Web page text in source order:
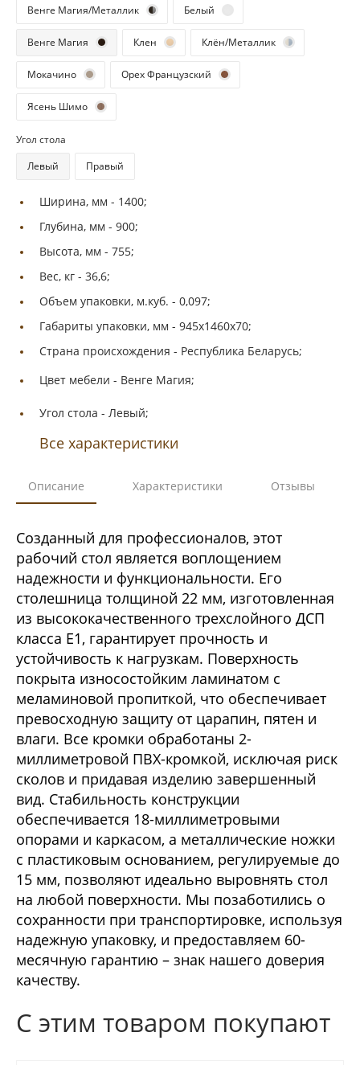
Венге Магия/Металлик
Белый
Венге Магия Клен Клён/Металлик
Мокачино Орех Французский
Ясень Шимо
Угол стола
Левый
Правый
Ширина, мм - 1400;
Глубина, мм - 900;
Высота, мм - 755;
Вес, кг - 36,6;
Объем упаковки, м.куб. - 0,097;
Габариты упаковки, мм - 945х1460х70;
Страна происхождения - Республика Беларусь;
Цвет мебели - Венге Магия;
Угол стола - Левый;
Все характеристики
Описание Характеристики Отзывы
Созданный для профессионалов, этот
рабочий стол является воплощением
надежности и функциональности. Его
столешница толщиной 22 мм, изготовленная
из высококачественного трехслойного ДСП
класса Е1, гарантирует прочность и
устойчивость к нагрузкам. Поверхность
покрыта износостойким ламинатом с
меламиновой пропиткой, что обеспечивает
превосходную защиту от царапин, пятен и
влаги. Все кромки обработаны 2-
миллиметровой ПВХ-кромкой, исключая риск
сколов и придавая изделию завершенный
вид. Стабильность конструкции
обеспечивается 18-миллиметровыми
опорами и каркасом, а металлические ножки
с пластиковым основанием, регулируемые до
15 мм, позволяют идеально выровнять стол
на любой поверхности. Мы позаботились о
сохранности при транспортировке, используя
надежную упаковку, и предоставляем 60-
месячную гарантию – знак нашего доверия
качеству.
С этим товаром покупают